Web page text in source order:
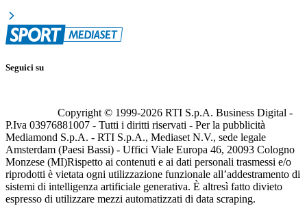
Seguici su
Copyright © 1999-2026 RTI S.p.A. Business Digital -
P.Iva 03976881007 - Tutti i diritti riservati - Per la pubblicità
Mediamond S.p.A. - RTI S.p.A., Mediaset N.V., sede legale
Amsterdam (Paesi Bassi) - Uffici Viale Europa 46, 20093 Cologno
Monzese (MI)Rispetto ai contenuti e ai dati personali trasmessi e/o
riprodotti è vietata ogni utilizzazione funzionale all’addestramento di
sistemi di intelligenza artificiale generativa. È altresì fatto divieto
espresso di utilizzare mezzi automatizzati di data scraping.